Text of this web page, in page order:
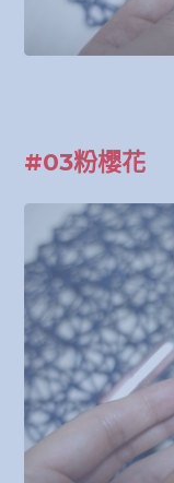
#03粉櫻花